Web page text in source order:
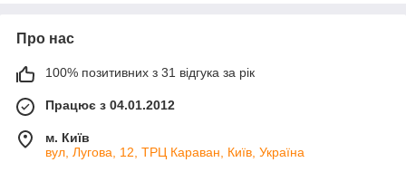
Про нас
100% позитивних з 31 відгука за рік
Працює з 04.01.2012
м. Київ
вул, Лугова, 12, ТРЦ Караван, Київ, Україна